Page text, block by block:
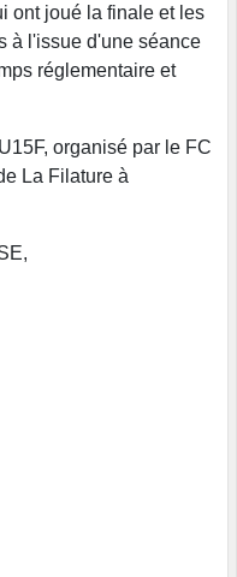
ont joué la finale et les
à l'issue d'une séance
réglementaire et
organisé par le FC
La Filature à